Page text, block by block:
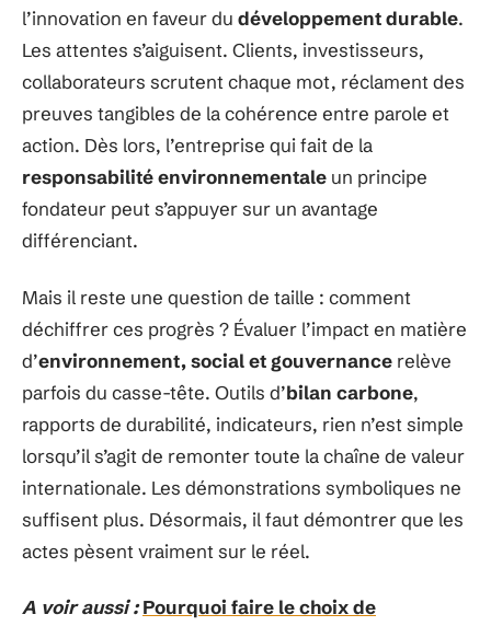
l’innovation en faveur du développement durable.
Les attentes s’aiguisent. Clients, investisseurs,
collaborateurs scrutent chaque mot, réclament des
preuves tangibles de la cohérence entre parole et
action. Dès lors, l’entreprise qui fait de la
responsabilité environnementale un principe
fondateur peut s’appuyer sur un avantage
différenciant.
Mais il reste une question de taille : comment
déchiffrer ces progrès ? Évaluer l’impact en matière
d’environnement, social et gouvernance relève
parfois du casse-tête. Outils d’bilan carbone,
rapports de durabilité, indicateurs, rien n’est simple
lorsqu’il s’agit de remonter toute la chaîne de valeur
internationale. Les démonstrations symboliques ne
suffisent plus. Désormais, il faut démontrer que les
actes pèsent vraiment sur le réel.
A voir aussi : Pourquoi faire le choix de